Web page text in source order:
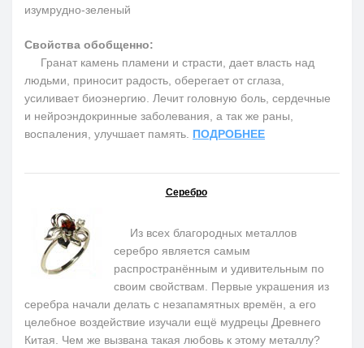
изумрудно-зеленый
Свойства обобщенно:
Гранат камень пламени и страсти, дает власть над
людьми, приносит радость, оберегает от сглаза,
усиливает биоэнергию. Лечит головную боль, сердечные
и нейроэндокринные заболевания, а так же раны,
воспаления, улучшает память. ПОДРОБНЕЕ
Серебро
Из всех благородных металлов
серебро является самым
распространённым и удивительным по
своим свойствам. Первые украшения из
серебра начали делать с незапамятных времён, а его
целебное воздействие изучали ещё мудрецы Древнего
Китая. Чем же вызвана такая любовь к этому металлу?